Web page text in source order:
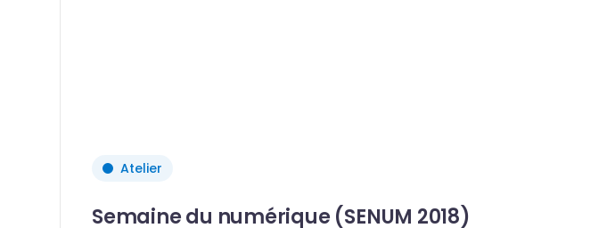
Atelier
Semaine du numérique (SENUM 2018)